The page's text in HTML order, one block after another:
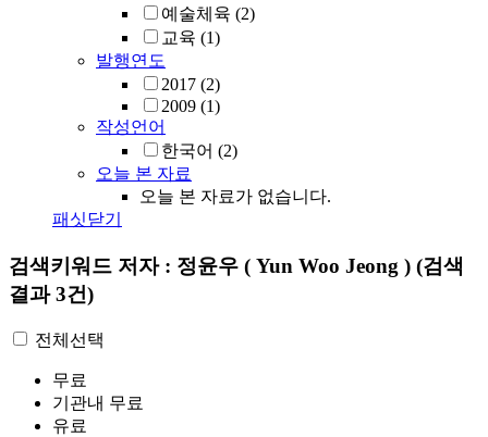
예술체육 (2)
교육 (1)
발행연도
2017 (2)
2009 (1)
작성언어
한국어 (2)
오늘 본 자료
오늘 본 자료가 없습니다.
패싯닫기
검색키워드 저자 : 정윤우 ( Yun Woo Jeong ) (검색
결과 3건)
전체선택
무료
기관내 무료
유료